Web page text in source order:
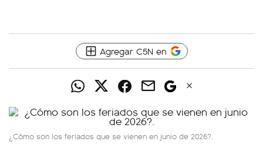
Agregar C5N en
¿Cómo son los feriados que se vienen en junio de 2026?.